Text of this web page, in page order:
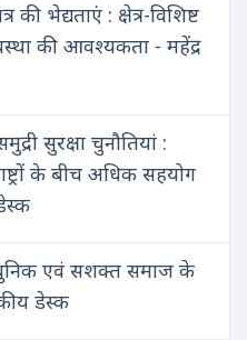
की भेद्यताएं : क्षेत्र-विशिष्ट
की आवश्यकता - महेंद्र
सुरक्षा चुनौतियां :
के बीच अधिक सहयोग
एवं सशक्त समाज के
डेस्क